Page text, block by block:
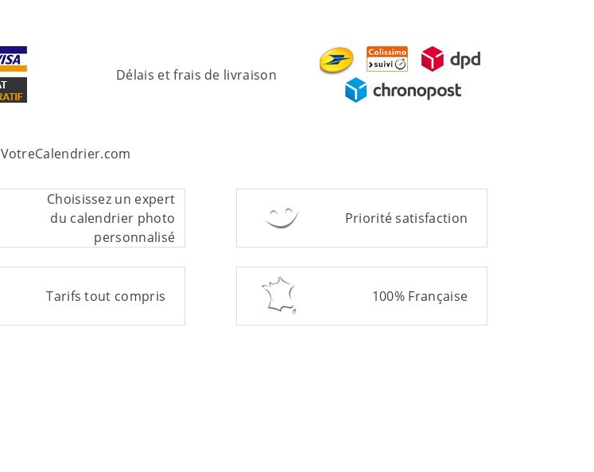
Délais et frais de livraison
VotreCalendrier.com
Choisissez un expert
du calendrier photo
personnalisé
Priorité satisfaction
Tarifs tout compris 100% Française